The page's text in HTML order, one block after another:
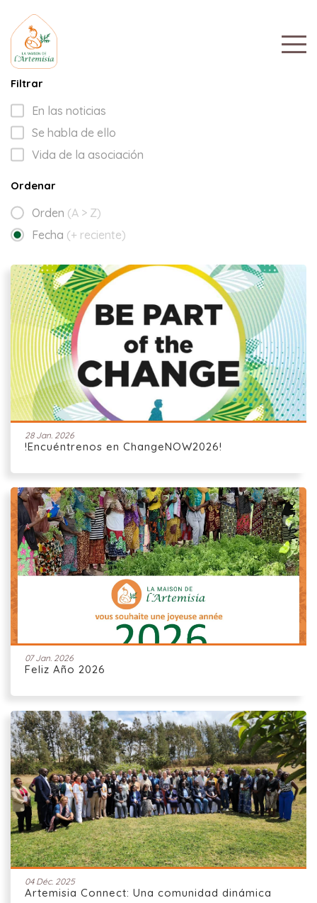
Filtrar
En las noticias
Se habla de ello
Vida de la asociación
Ordenar
Orden (A > Z)
Fecha (+ reciente)
28 Jan. 2026
!Encuéntrenos en ChangeNOW2026!
07 Jan. 2026
Feliz Año 2026
04 Déc. 2025
Artemisia Connect: Una comunidad dinámica